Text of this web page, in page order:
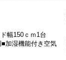
幅150ｃｍ1台
加湿機能付き空気